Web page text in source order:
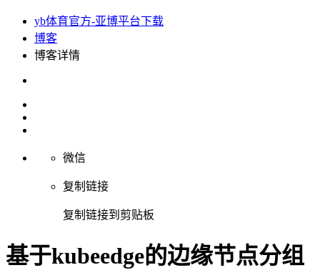
yb体育官方-亚博平台下载
博客
博客详情
微信
复制链接
复制链接到剪贴板
基于kubeedge的边缘节点分组